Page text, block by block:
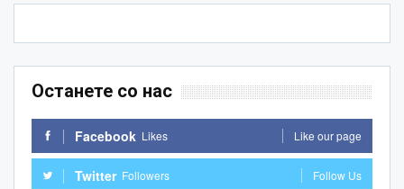
Останете со нас
Facebook Likes Like our page
Twitter Followers Follow Us